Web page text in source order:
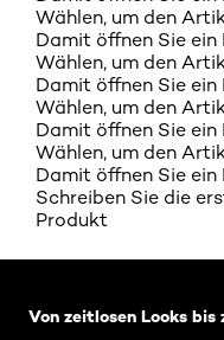
Wählen, um den
Damit öffnen Sie ein
Wählen, um den
Damit öffnen Sie ein
Wählen, um den
Damit öffnen Sie ein
Wählen, um den
Damit öffnen Sie ein
Schreiben Sie die
Produkt
Von zeitlosen Looks bis